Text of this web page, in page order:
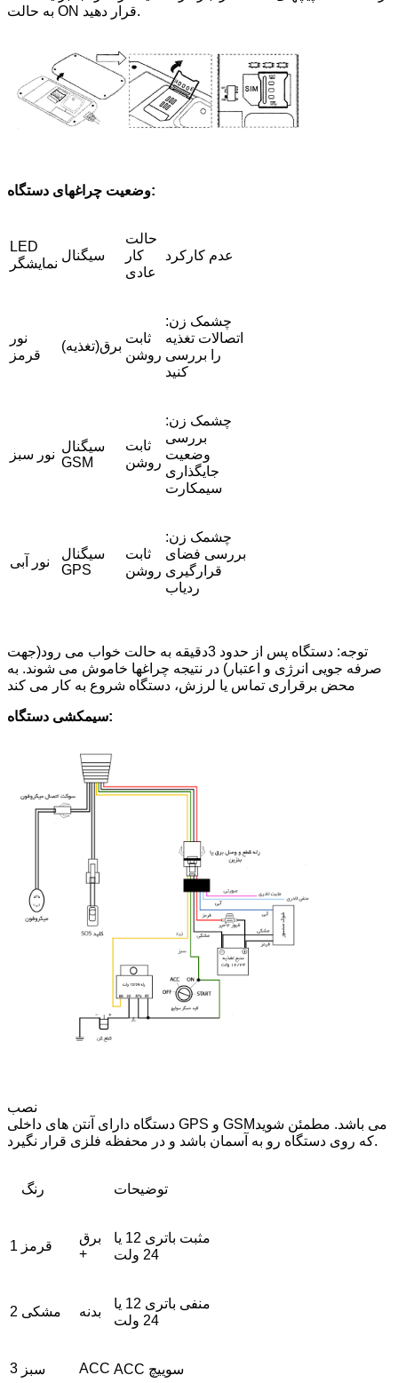
به حالت ON قرار دهید.
وضعیت چراغهای دستگاه:
LED
نمایشگر
سیگنال
حالت
کار
عادی
عدم کارکرد
نور
قرمز
برق(تغذیه)
ثابت
روشن
چشمک زن:
اتصالات تغذیه
را بررسی
کنید
نور سبز
سیگنال
GSM
ثابت
روشن
چشمک زن:
بررسی
وضعیت
جایگذاری
سیمکارت
نور آبی
سیگنال
GPS
ثابت
روشن
چشمک زن:
بررسی فضای
قرارگیری
ردیاب
توجه: دستگاه پس از حدود 3دقیقه به حالت خواب می رود(جهت
صرفه جویی انرژی و اعتبار) در نتیجه چراغها خاموش می شوند. به
محض برقراری تماس یا لرزش، دستگاه شروع به کار می کند
سیمکشی دستگاه:
نصب
دستگاه دارای آنتن های داخلی GPS و GSMمی باشد. مطمئن شوید
که روی دستگاه رو به آسمان باشد و در محفظه فلزی قرار نگیرد.
رنگ توضیحات
1 قرمز
برق
+
مثبت باتری 12 یا
24 ولت
2 مشکی بدنه
منفی باتری 12 یا
24 ولت
3 سبز ACC ACC سوییچ